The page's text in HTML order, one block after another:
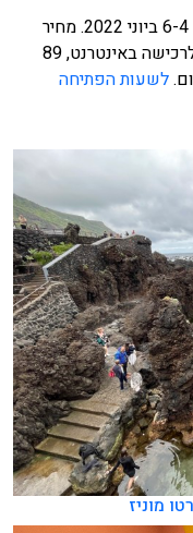
פעילויות חג השבועות יתקיימו בתאריכים 6-4 ביוני 2022. מחיר
כניסה למוזאון בכל ימות השנה 75 שקל לרכישה באינטרנט, 89
לשעות הפתיחה
מוניז